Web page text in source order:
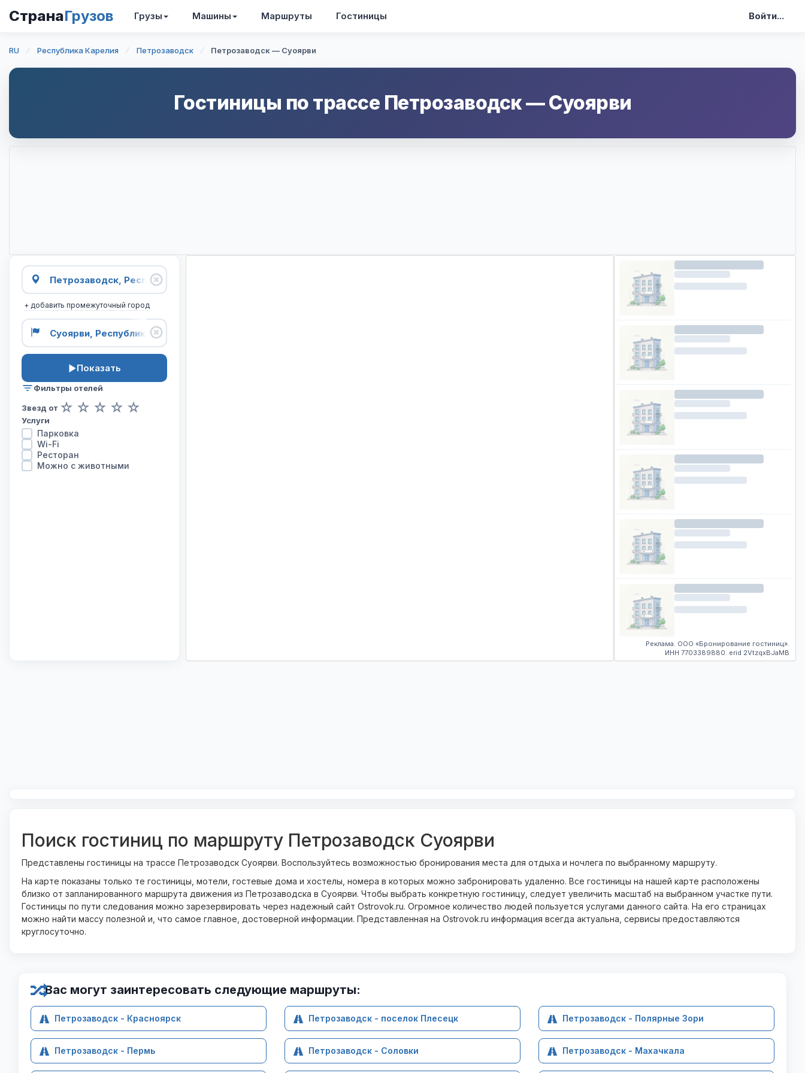
СтранаГрузов Грузы Машины Маршруты Гостиницы Войти...
RU Республика Карелия Петрозаводск Петрозаводск — Суоярви
Гостиницы по трассе Петрозаводск—Суоярви
+ добавить промежуточный город
Показать
Фильтры отелей
Звезд от ☆ ☆ ☆ ☆ ☆
Услуги
Парковка
Wi-Fi
Ресторан
Можно с животными
Реклама. ООО «Бронирование гостиниц».
ИНН 7703389880. erid 2VtzqxBJaMB
Поиск гостиниц по маршруту Петрозаводск Суоярви
Представлены гостиницы на трассе Петрозаводск Суоярви. Воспользуйтесь возможностью бронирования места для отдыха и ночлега по выбранному маршруту.
На карте показаны только те гостиницы, мотели, гостевые дома и хостелы, номера в которых можно забронировать удаленно. Все гостиницы на нашей карте расположены
близко от запланированного маршрута движения из Петрозаводска в Суоярви. Чтобы выбрать конкретную гостиницу, следует увеличить масштаб на выбранном участке пути.
Гостиницы по пути следования можно зарезервировать через надежный сайт Ostrovok.ru. Огромное количество людей пользуется услугами данного сайта. На его страницах
можно найти массу полезной и, что самое главное, достоверной информации. Представленная на Ostrovok.ru информация всегда актуальна, сервисы предоставляются
круглосуточно.
Вас могут заинтересовать следующие маршруты:
Петрозаводск - Красноярск Петрозаводск - поселок Плесецк Петрозаводск - Полярные Зори
Петрозаводск - Пермь Петрозаводск - Соловки Петрозаводск - Махачкала